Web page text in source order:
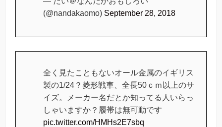
(@nandakaomo) September 28, 2018
全く見たこともないオール金属のイギリス
製の1/24？菱形戦車、全長50ｃｍ以上のサ
イズ。メーカー名だとか知ってる人いらっ
しゃいますか？履帯は無可動です
pic.twitter.com/HMHs2E7sbq